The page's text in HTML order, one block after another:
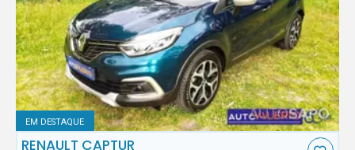
EM DESTAQUE
RENAULT CAPTUR